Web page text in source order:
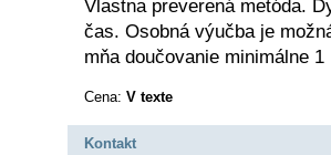
Vlastna preverená metóda.
čas. Osobná výučba je
mňa doučovanie minimálne
Cena: V texte
Kontakt